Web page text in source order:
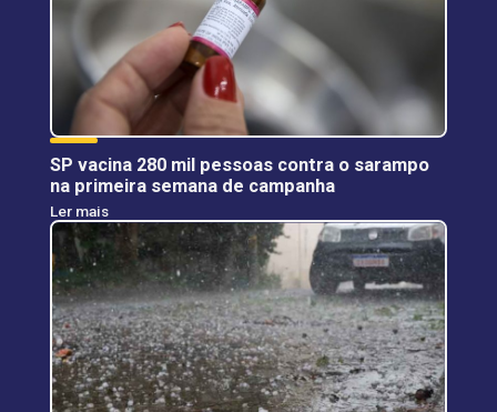
SP vacina 280 mil pessoas contra o sarampo
na primeira semana de campanha
Ler mais